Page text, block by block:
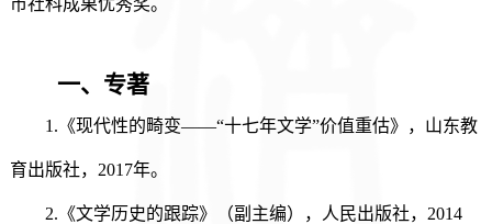
市社科成果优秀奖。
一、专著
1. 《现代性的畸变——“十七年文学”价值重估》，山东教
育出版社， 2017年。
2. 《文学历史的跟踪》（副主编），人民出版社， 2014